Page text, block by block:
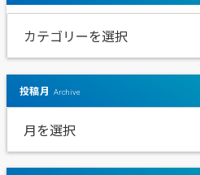
投稿月 Archive